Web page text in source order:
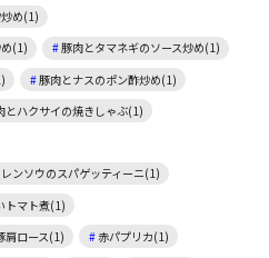
め(1)
(1)
豚肉とタマネギのソース炒め(1)
豚肉とナスのポン酢炒め(1)
とハクサイの焼きしゃぶ(1)
ンソウのスパゲッティーニ(1)
トマト煮(1)
肩ロース(1)
赤パプリカ(1)